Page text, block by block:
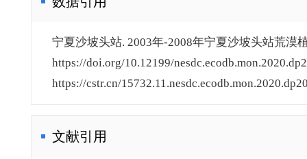
宁夏沙坡头站. 2003年-2008年宁夏沙坡头站荒漠
https://doi.org/10.12199/
https://cstr.cn/
文献引用